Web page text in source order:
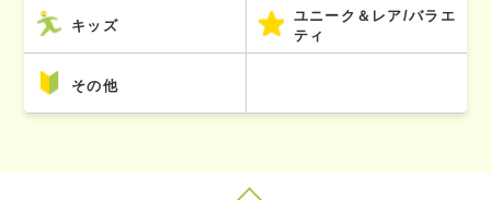
キッズ
ユニーク＆レア/バラエ
ティ
その他